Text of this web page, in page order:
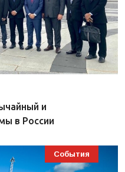
и
в России
События